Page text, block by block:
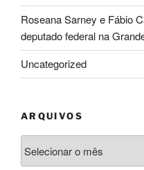
Roseana Sarney e Fábio
deputado federal na
Uncategorized
ARQUIVOS